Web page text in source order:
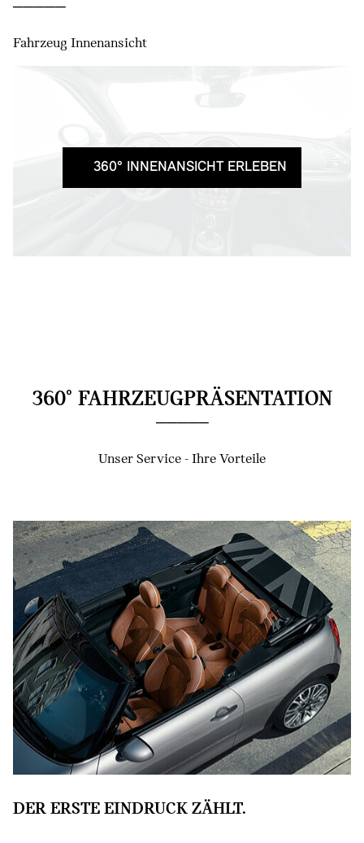
Fahrzeug Innenansicht
360° INNENANSICHT ERLEBEN
360° FAHRZEUGPRÄSENTATION
Unser Service - Ihre Vorteile
DER ERSTE EINDRUCK ZÄHLT.